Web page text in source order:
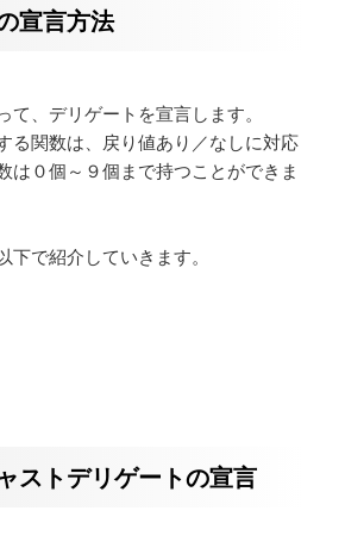
宣言方法
て、デリゲートを宣言します。
る関数は、戻り値あり／なしに対応
は０個～９個まで持つことができま
下で紹介していきます。
ストデリゲートの宣言